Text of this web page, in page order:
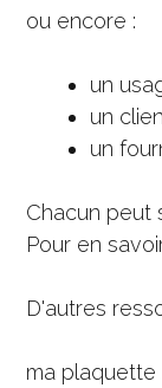
ou encore :
un
un
un
Chacun peut
Pour en
D'autres
ma plaquette